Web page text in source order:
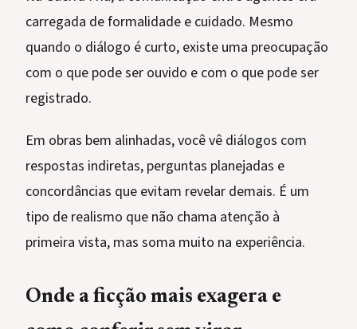
carregada de formalidade e cuidado. Mesmo
quando o diálogo é curto, existe uma preocupação
com o que pode ser ouvido e com o que pode ser
registrado.
Em obras bem alinhadas, você vê diálogos com
respostas indiretas, perguntas planejadas e
concordâncias que evitam revelar demais. É um
tipo de realismo que não chama atenção à
primeira vista, mas soma muito na experiência.
Onde a ficção mais exagera e